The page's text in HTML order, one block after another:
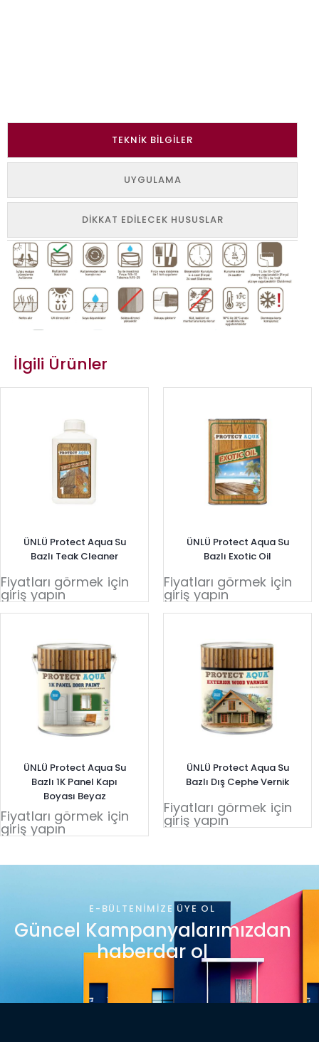
TEKNIK BILGILER
UYGULAMA
DIKKAT EDILECEK HUSUSLAR
İlgili Ürünler
ÜNLÜ Protect Aqua Su
Bazlı Teak Cleaner
Fiyatları görmek için
giriş yapın
ÜNLÜ Protect Aqua Su
Bazlı Exotic Oil
Fiyatları görmek için
giriş yapın
ÜNLÜ Protect Aqua Su
Bazlı 1K Panel Kapı
Boyası Beyaz
Fiyatları görmek için
giriş yapın
ÜNLÜ Protect Aqua Su
Bazlı Dış Cephe Vernik
Fiyatları görmek için
giriş yapın
E-BÜLTENIMIZE ÜYE OL
Güncel Kampanyalarımızdan
haberdar ol